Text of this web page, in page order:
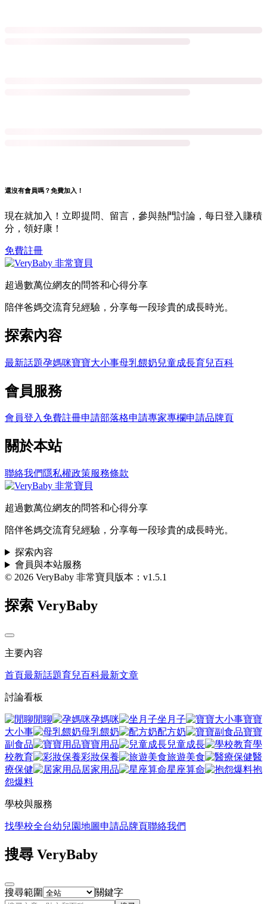
還沒有會員嗎？免費加入！
現在就加入！立即提問、留言，參與熱門討論，每日登入賺積
分，領好康！
免費註冊
超過數萬位網友的問答和心得分享
陪伴爸媽交流育兒經驗，分享每一段珍貴的成長時光。
探索內容
最新話題孕媽咪寶寶大小事母乳餵奶兒童成長育兒百科
會員服務
會員登入免費註冊申請部落格申請專家專欄申請品牌頁
關於本站
聯絡我們 隱私權政策服務條款
超過數萬位網友的問答和心得分享
陪伴爸媽交流育兒經驗，分享每一段珍貴的成長時光。
探索內容
會員與本站服務
© 2026 VeryBaby 非常寶貝版本：v1.5.1
探索 VeryBaby
主要內容
首頁最新話題育兒百科最新文章
討論看板
閒聊 孕媽咪 坐月子
寶寶
大小事
母乳餵奶 配方奶
寶寶
副食品
寶寶用品 兒童成長
學
校教育
彩妝保養 旅遊美食
醫
療保健
居家用品 星座算命
抱
怨爆料
學校與服務
找學校全台幼兒園地圖 申請品牌頁聯絡我們
搜尋 VeryBaby
搜尋範圍 關鍵字